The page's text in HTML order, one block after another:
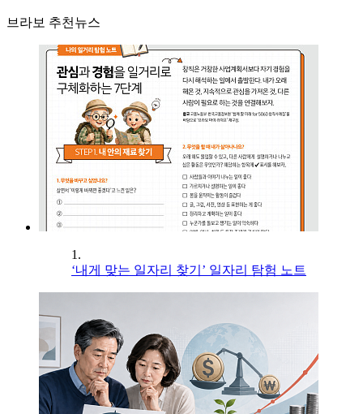
브라보 추천뉴스
1.
‘내게 맞는 일자리 찾기’ 일자리 탐험 노트